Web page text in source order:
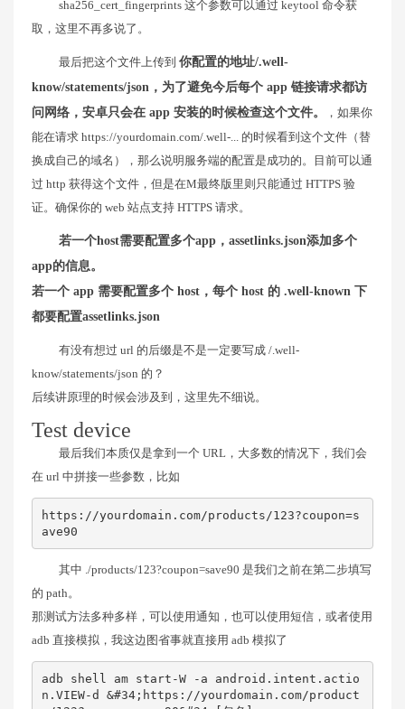
sha256_cert_fingerprints 这个参数可以通过 keytool 命令获
取，这里不再多说了。
最后把这个文件上传到 你配置的地址/.well-
know/statements/json，为了避免今后每个 app 链接请求都访
问网络，安卓只会在 app 安装的时候检查这个文件。
，如果你
能在请求 https://yourdomain.com/.well-... 的时候看到这个文件（替
换成自己的域名），那么说明服务端的配置是成功的。目前可以通
过 http 获得这个文件，但是在M最终版里则只能通过 HTTPS 验
证。确保你的 web 站点支持 HTTPS 请求。
若一个host需要配置多个app，assetlinks.json添加多个
app的信息。
若一个 app 需要配置多个 host，每个 host 的 .well-known 下
都要配置assetlinks.json
有没有想过 url 的后缀是不是一定要写成 /.well-
know/statements/json 的？
后续讲原理的时候会涉及到，这里先不细说。
Test device
最后我们本质仅是拿到一个 URL，大多数的情况下，我们会
在 url 中拼接一些参数，比如
https://yourdomain.com/products/123?coupon=s
ave90
其中 ./products/123?coupon=save90 是我们之前在第二步填写
的 path。
那测试方法多种多样，可以使用通知，也可以使用短信，或者使用
adb 直接模拟，我这边图省事就直接用 adb 模拟了
adb shell am start-W -a android.intent.actio
n.VIEW-d &#34;https://yourdomain.com/product